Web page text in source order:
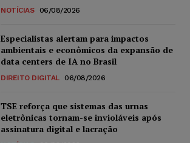
NOTÍCIAS 06/08/2026
Especialistas alertam para impactos
ambientais e econômicos da expansão de
data centers de IA no Brasil
DIREITO DIGITAL 06/08/2026
TSE reforça que sistemas das urnas
eletrônicas tornam-se invioláveis após
assinatura digital e lacração